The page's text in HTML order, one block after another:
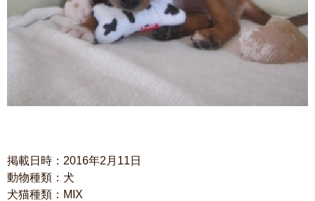
掲載日時：2016年2月11日
動物種類：犬
犬猫種類：MIX